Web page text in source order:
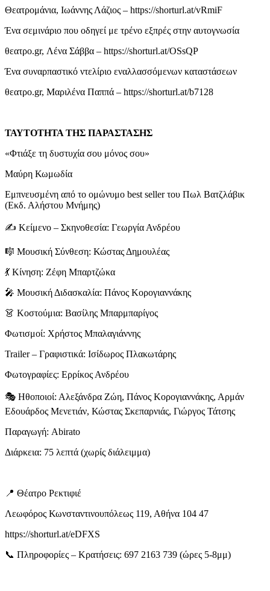
Θεατρομάνια, Ιωάννης Λάζιος – https://shorturl.at/vRmiF
Ένα σεμινάριο που οδηγεί με τρένο εξπρές στην αυτογνωσία
θεατρο.gr, Λένα Σάββα – https://shorturl.at/OSsQP
Ένα συναρπαστικό ντελίριο εναλλασσόμενων καταστάσεων
θεατρο.gr, Μαριλένα Παππά – https://shorturl.at/b7128
ΤΑΥΤΟΤΗΤΑ ΤΗΣ ΠΑΡΑΣΤΑΣΗΣ
«Φτιάξε τη δυστυχία σου μόνος σου»
Μαύρη Κωμωδία
Εμπνευσμένη από το ομώνυμο best seller του Πωλ Βατζλάβικ
(Εκδ. Αλήστου Μνήμης)
✍ Κείμενο – Σκηνοθεσία: Γεωργία Ανδρέου
🎼 Μουσική Σύνθεση: Κώστας Δημουλέας
💃 Κίνηση: Ζέφη Μπαρτζώκα
🎤 Μουσική Διδασκαλία: Πάνος Κορογιαννάκης
👗 Κοστούμια: Βασίλης Μπαρμπαρίγος
Φωτισμοί: Χρήστος Μπαλαγιάννης
Trailer – Γραφιστικά: Ισίδωρος Πλακωτάρης
Φωτογραφίες: Ερρίκος Ανδρέου
🎭 Ηθοποιοί: Αλεξάνδρα Ζώη, Πάνος Κορογιαννάκης, Αρμάν
Εδουάρδος Μενετιάν, Κώστας Σκεπαρνιάς, Γιώργος Τάτσης
Παραγωγή: Abirato
Διάρκεια: 75 λεπτά (χωρίς διάλειμμα)
📍 Θέατρο Ρεκτιφιέ
Λεωφόρος Κωνσταντινουπόλεως 119, Αθήνα 104 47
https://shorturl.at/eDFXS
📞 Πληροφορίες – Κρατήσεις: 697 2163 739 (ώρες 5-8μμ)